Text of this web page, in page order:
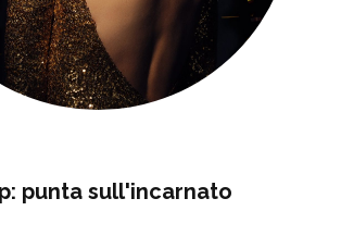
punta sull'incarnato